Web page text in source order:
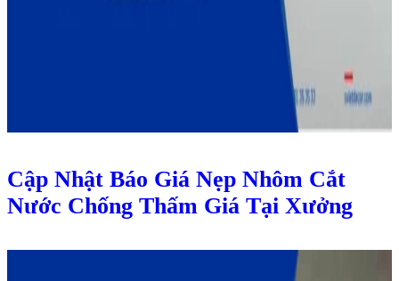
Cập Nhật Báo Giá Nẹp Nhôm Cắt
Nước Chống Thấm Giá Tại Xưởng